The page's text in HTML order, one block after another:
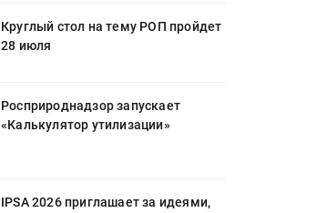
Круглый стол на тему РОП пройдет
28 июля
Росприроднадзор запускает
«Калькулятор утилизации»
IPSA 2026 приглашает за идеями,